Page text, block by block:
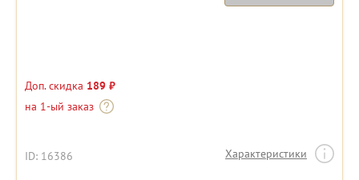
Доп. скидка 189 ₽
на 1-ый заказ
ID: 16386 Характеристики